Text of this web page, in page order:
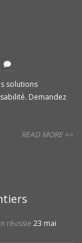
solutions
Demandez
READ MORE >>
réussie 23 mai